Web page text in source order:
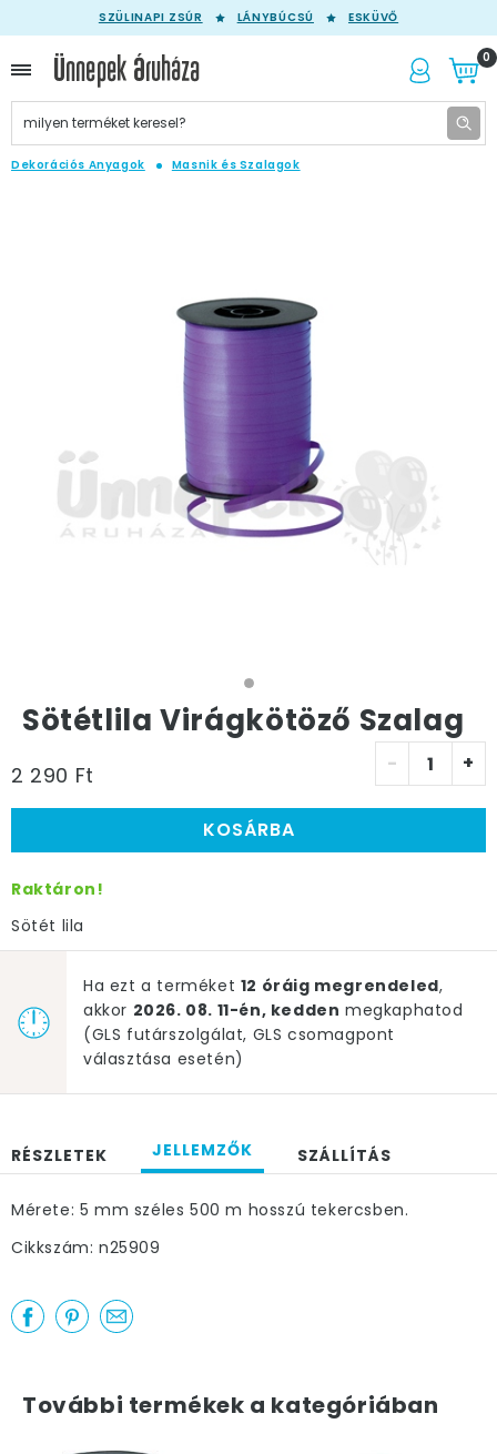
SZÜLINAPI ZSÚR LÁNYBÚCSÚ ESKÜVŐ
0
Dekorációs Anyagok Masnik és Szalagok
Sötétlila Virágkötöző Szalag
2 290 Ft - +
KOSÁRBA
Raktáron!
Sötét lila
Ha ezt a terméket 12 óráig megrendeled,
akkor 2026. 08. 11-én, kedden megkaphatod
(GLS futárszolgálat, GLS csomagpont
választása esetén)
RÉSZLETEK JELLEMZŐK SZÁLLÍTÁS
Mérete: 5 mm széles 500 m hosszú tekercsben.
Cikkszám: n25909
További termékek a kategóriában